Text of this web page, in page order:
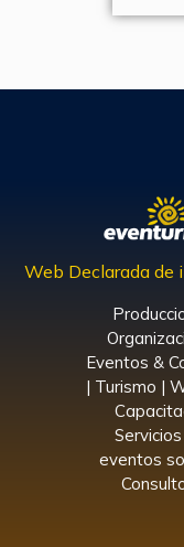
Web Declarada de
Eventos &
| Turismo |
eventos